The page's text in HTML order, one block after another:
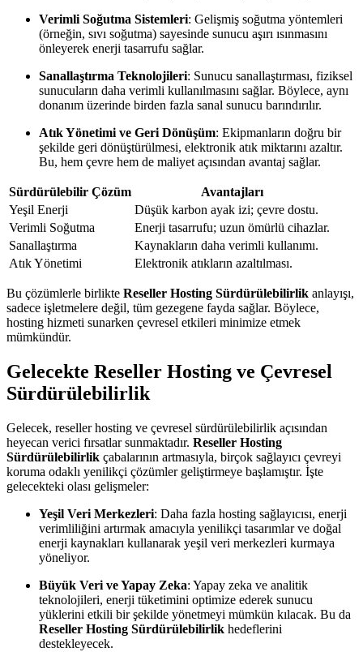
Verimli Soğutma Sistemleri: Gelişmiş soğutma yöntemleri
(örneğin, sıvı soğutma) sayesinde sunucu aşırı ısınmasını
önleyerek enerji tasarrufu sağlar.
Sanallaştırma Teknolojileri: Sunucu sanallaştırması, fiziksel
sunucuların daha verimli kullanılmasını sağlar. Böylece, aynı
donanım üzerinde birden fazla sanal sunucu barındırılır.
Atık Yönetimi ve Geri Dönüşüm: Ekipmanların doğru bir
şekilde geri dönüştürülmesi, elektronik atık miktarını azaltır.
Bu, hem çevre hem de maliyet açısından avantaj sağlar.
Sürdürülebilir Çözüm
Avantajları
Yeşil Enerji
Düşük karbon ayak izi; çevre dostu.
Verimli Soğutma
Enerji tasarrufu; uzun ömürlü cihazlar.
Sanallaştırma
Kaynakların daha verimli kullanımı.
Atık Yönetimi
Elektronik atıkların azaltılması.
Bu çözümlerle birlikte Reseller Hosting Sürdürülebilirlik anlayışı,
sadece işletmelere değil, tüm gezegene fayda sağlar. Böylece,
hosting hizmeti sunarken çevresel etkileri minimize etmek
mümkündür.
Gelecekte Reseller Hosting ve Çevresel
Sürdürülebilirlik
Gelecek, reseller hosting ve çevresel sürdürülebilirlik açısından
heyecan verici fırsatlar sunmaktadır. Reseller Hosting
Sürdürülebilirlik çabalarının artmasıyla, birçok sağlayıcı çevreyi
koruma odaklı yenilikçi çözümler geliştirmeye başlamıştır. İşte
gelecekteki olası gelişmeler:
Yeşil Veri Merkezleri: Daha fazla hosting sağlayıcısı, enerji
verimliliğini artırmak amacıyla yenilikçi tasarımlar ve doğal
enerji kaynakları kullanarak yeşil veri merkezleri kurmaya
yöneliyor.
Büyük Veri ve Yapay Zeka: Yapay zeka ve analitik
teknolojileri, enerji tüketimini optimize ederek sunucu
yüklerini etkili bir şekilde yönetmeyi mümkün kılacak. Bu da
Reseller Hosting Sürdürülebilirlik hedeflerini
destekleyecek.